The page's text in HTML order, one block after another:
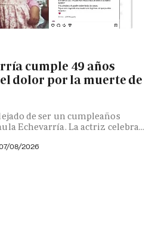
cumple 49 años
dolor por la muerte de
de ser un cumpleaños
Echevarría. La actriz celebra...
08/2026